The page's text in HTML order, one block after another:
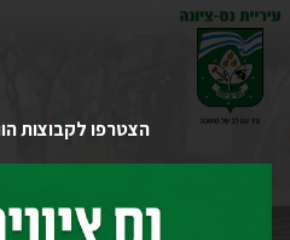
הצטרפו לקבוצות